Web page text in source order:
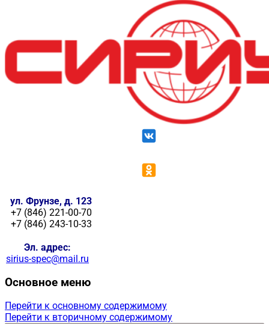
ул. Фрунзе, д. 123
+7 (846) 221-00-70
+7 (846) 243-10-33
Эл. адрес:
sirius-spec@mail.ru
Основное меню
Перейти к основному содержимому
Перейти к вторичному содержимому